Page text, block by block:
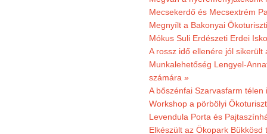
Mecsekerdő és Mecsextrém
Megnyílt a Bakonyai
Mókus Suli Erdészeti Erdei
A rossz idő ellenére jól sikerült
Munkalehetőség Lengyel-
számára »
A bőszénfai Szarvasfarm
Workshop a pörbölyi
Levendula Porta és
Elkészült az Ökopark